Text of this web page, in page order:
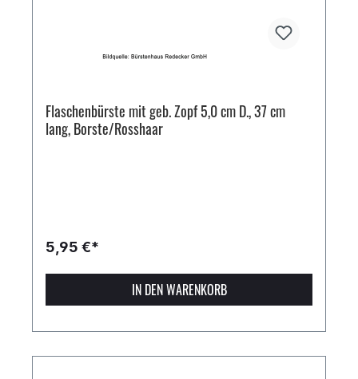
Flaschenbürste mit geb. Zopf 5,0 cm D., 37 cm
lang, Borste/Rosshaar
5,95 €*
IN DEN WARENKORB